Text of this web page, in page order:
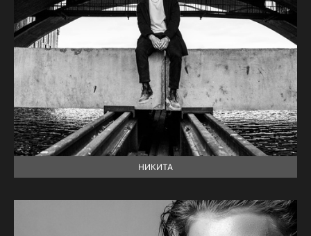
НИКИТА